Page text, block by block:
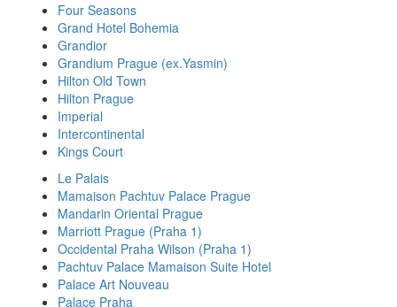
Four Seasons
Grand Hotel Bohemia
Grandior
Grandium Prague (ex.Yasmin)
Hilton Old Town
Hilton Prague
Imperial
Intercontinental
Kings Court
Le Palais
Mamaison Pachtuv Palace Prague
Mandarin Oriental Prague
Marriott Prague (Praha 1)
Occidental Praha Wilson (Praha 1)
Pachtuv Palace Mamaison Suite Hotel
Palace Art Nouveau
Palace Praha